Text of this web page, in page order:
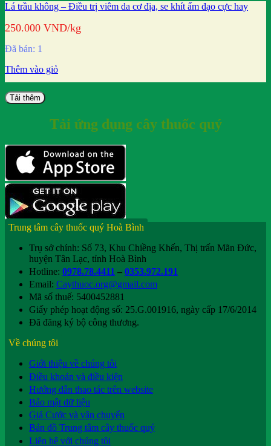
Lá trầu không – Điều trị viêm da cơ địa, se khít ấm đạo cực hay
250.000 VND/kg
Đã bán: 1
Thêm vào giỏ
Tải thêm
Tải ứng dụng cây thuốc quý
Trung tâm cây thuốc quý Hoà Bình
Trụ sở chính: Số 73, Khu Chiềng Khến, Thị trấn Mãn Đức,
huyện Tân Lạc, tỉnh Hoà Bình
Hotline: 0978.78.4411 – 0353.972.191
Email: Caythuoc.org@gmail.com
Mã số thuế: 5400452881
Giấy phép hoạt động số: 25.G.001916, ngày cấp 17/6/2014
Đã đăng ký bộ công thương.
Về chúng tôi
Giới thiệu về chúng tôi
Điều khoản và điều kiện
Hướng dẫn thao tác trên website
Bảo mật dữ liệu
Giá Cước và vận chuyển
Bản đồ Trung tâm cây thuốc quý
Liên hệ với chúng tôi